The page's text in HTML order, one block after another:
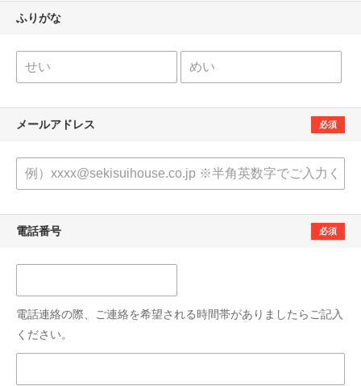
ふりがな
メールアドレス 必須
電話番号 必須
電話連絡の際、ご連絡を希望される時間帯がありましたらご記入
ください。